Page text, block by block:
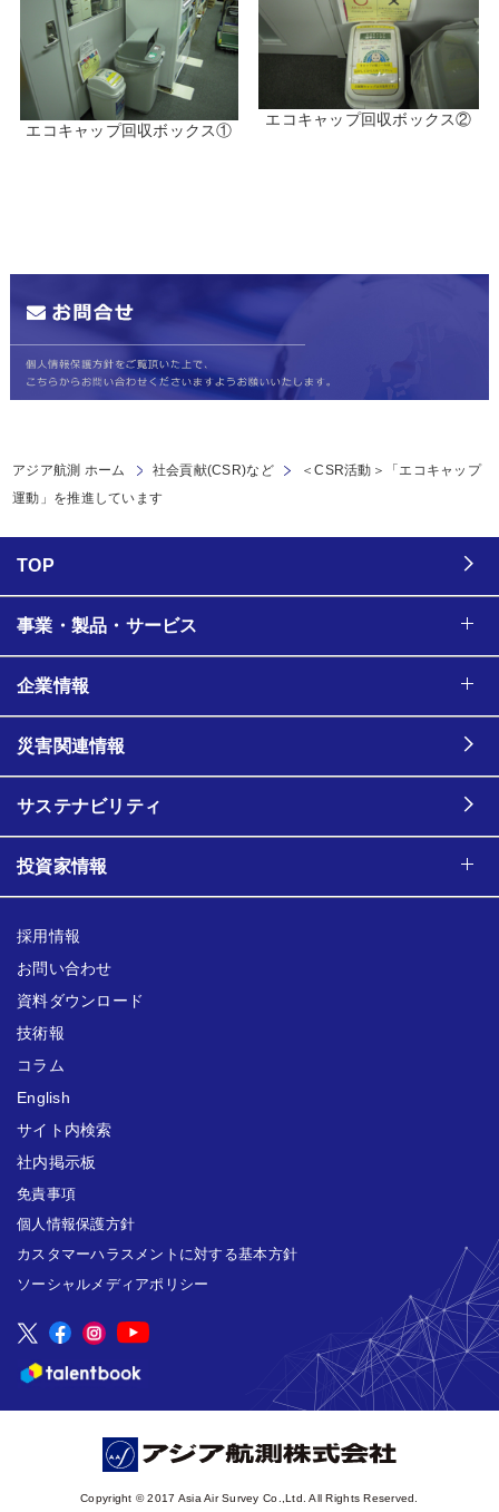
エコキャップ回収ボックス①
エコキャップ回収ボックス②
アジア航測 ホーム 社会貢献(CSR)など
＜CSR活動＞「エコキャップ
運動」を推進しています
TOP
事業・製品・サービス
企業情報
災害関連情報
サステナビリティ
投資家情報
採用情報
お問い合わせ
資料ダウンロード
技術報
コラム
English
サイト内検索
社内掲示板
免責事項
個人情報保護方針
カスタマーハラスメントに対する基本方針
ソーシャルメディアポリシー
Copyright © 2017 Asia Air Survey Co.,Ltd. All Rights Reserved.